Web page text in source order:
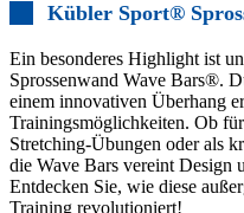
Kübler Sport®
Ein besonderes Highlight ist
Sprossenwand Wave Bars®.
einem innovativen Überhang
Trainingsmöglichkeiten. Ob
Stretching-Übungen oder als
die Wave Bars vereint Design
Entdecken Sie, wie diese
Training revolutioniert!